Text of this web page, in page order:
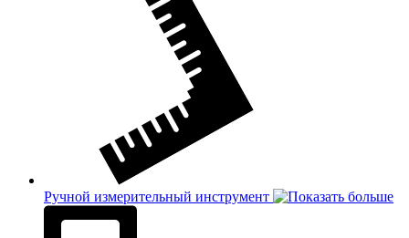
Ручной измерительный инструмент